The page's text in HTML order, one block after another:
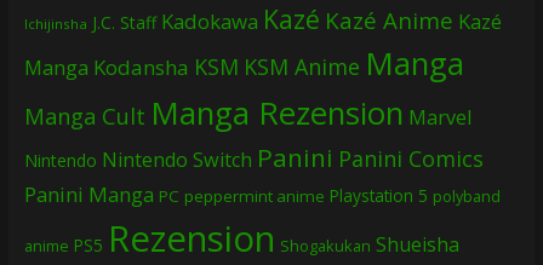
Ichijinsha J.C. Staff Kadokawa Kazé Kazé Anime Kazé
Manga Kodansha KSM KSM Anime Manga
Manga Cult Manga Rezension Marvel
Nintendo Nintendo Switch Panini Panini Comics
Panini Manga PC peppermint anime Playstation 5 polyband
anime PS5 Rezension Shogakukan Shueisha